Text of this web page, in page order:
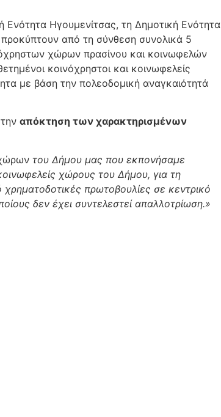
Ηγουμενίτσας, τη Δημοτική Ενότητα
από τη σύνθεση συνολικά 5
χώρων πρασίνου και κοινωφελών
κοινόχρηστοι και κοινωφελείς
με βάση την πολεοδομική αναγκαιότητά
απόκτηση των χαρακτηρισμένων
του Δήμου μας που εκπονήσαμε
χώρους του Δήμου, για τη
πρωτοβουλίες σε κεντρικό
δεν έχει συντελεστεί απαλλοτρίωση.»